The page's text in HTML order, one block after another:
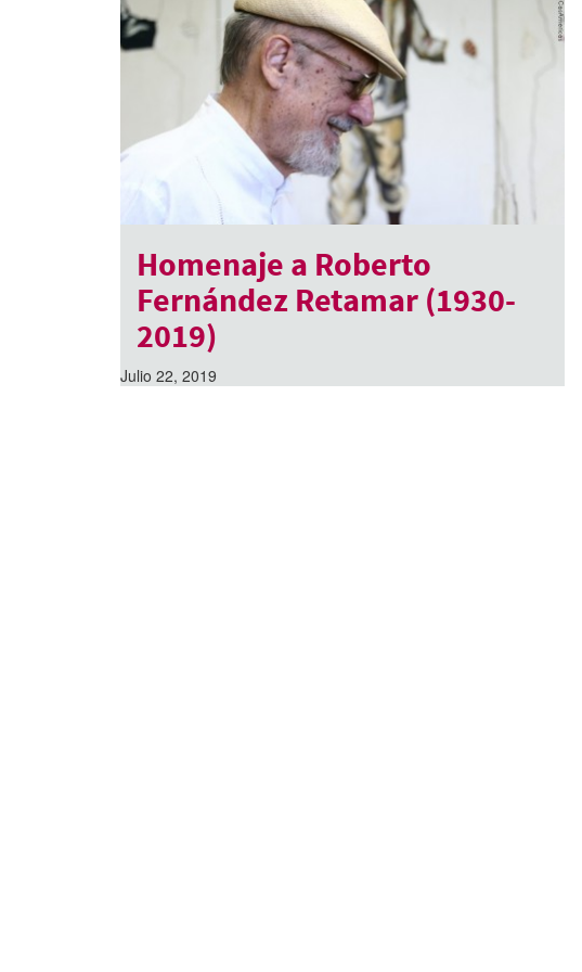
Homenaje a Roberto
Fernández Retamar (1930-
2019)
Julio 22, 2019